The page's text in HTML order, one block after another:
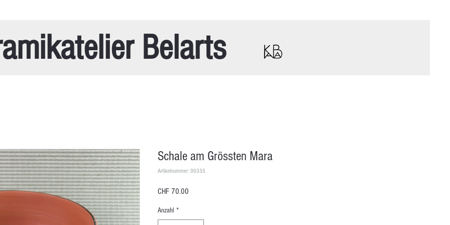
Belarts
Schale am Grössten Mara
Artikelnummer: 00335
CHF 70.00
Anzahl *